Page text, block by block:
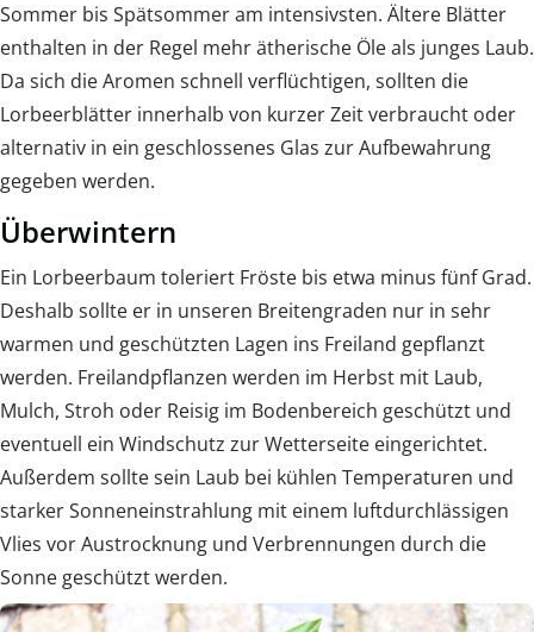
Sommer bis Spätsommer am intensivsten. Ältere Blätter
enthalten in der Regel mehr ätherische Öle als junges Laub.
Da sich die Aromen schnell verflüchtigen, sollten die
Lorbeerblätter innerhalb von kurzer Zeit verbraucht oder
alternativ in ein geschlossenes Glas zur Aufbewahrung
gegeben werden.
Überwintern
Ein Lorbeerbaum toleriert Fröste bis etwa minus fünf Grad.
Deshalb sollte er in unseren Breitengraden nur in sehr
warmen und geschützten Lagen ins Freiland gepflanzt
werden. Freilandpflanzen werden im Herbst mit Laub,
Mulch, Stroh oder Reisig im Bodenbereich geschützt und
eventuell ein Windschutz zur Wetterseite eingerichtet.
Außerdem sollte sein Laub bei kühlen Temperaturen und
starker Sonneneinstrahlung mit einem luftdurchlässigen
Vlies vor Austrocknung und Verbrennungen durch die
Sonne geschützt werden.